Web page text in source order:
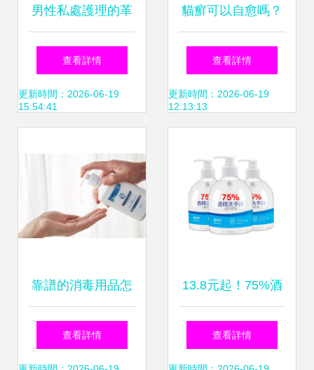
男性私處護理的革
命性選擇 美滴樂噴
霧的功能與價值解
查看詳情
更新時間：2026-06-19
15:54:41
貓癬可以自愈嗎？
初期癥狀與正確治
療方法全解析
查看詳情
更新時間：2026-06-19
12:13:13
靠譜的消毒用品怎
么挑？看這篇就夠
查看詳情
13.8元起！75%酒
精消毒用品元宵特
查看詳情